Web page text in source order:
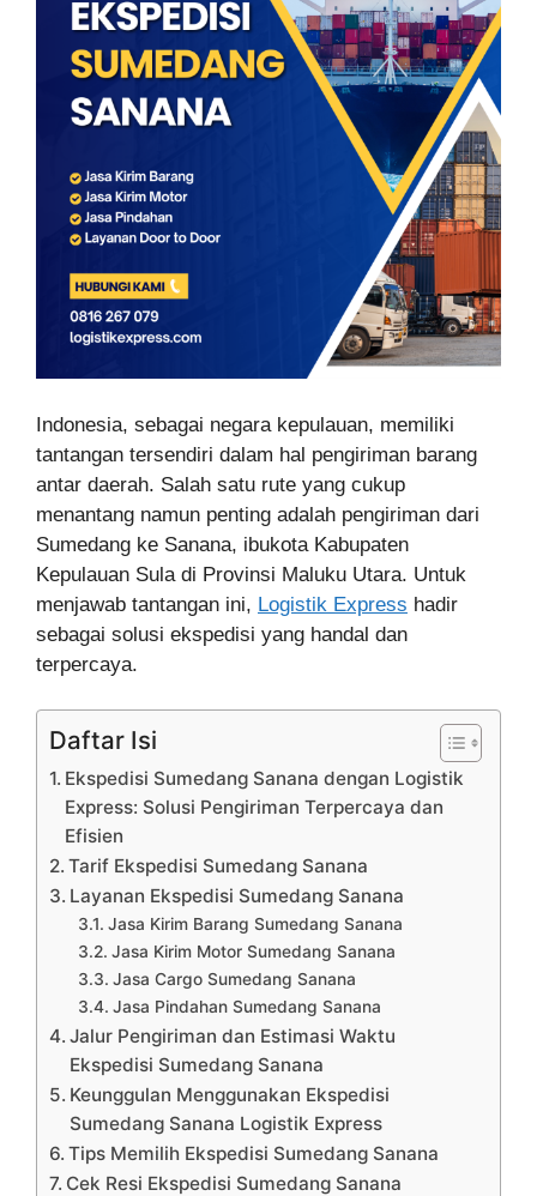
Indonesia, sebagai negara kepulauan, memiliki
tantangan tersendiri dalam hal pengiriman barang
antar daerah. Salah satu rute yang cukup
menantang namun penting adalah pengiriman dari
Sumedang ke Sanana, ibukota Kabupaten
Kepulauan Sula di Provinsi Maluku Utara. Untuk
menjawab tantangan ini, Logistik Express hadir
sebagai solusi ekspedisi yang handal dan
terpercaya.
Daftar Isi
Ekspedisi Sumedang Sanana dengan Logistik
Express: Solusi Pengiriman Terpercaya dan
Efisien
Tarif Ekspedisi Sumedang Sanana
Layanan Ekspedisi Sumedang Sanana
Jasa Kirim Barang Sumedang Sanana
Jasa Kirim Motor Sumedang Sanana
Jasa Cargo Sumedang Sanana
Jasa Pindahan Sumedang Sanana
Jalur Pengiriman dan Estimasi Waktu
Ekspedisi Sumedang Sanana
Keunggulan Menggunakan Ekspedisi
Sumedang Sanana Logistik Express
Tips Memilih Ekspedisi Sumedang Sanana
Cek Resi Ekspedisi Sumedang Sanana